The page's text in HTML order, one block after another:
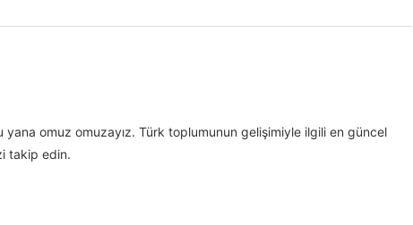
yana omuz omuzayız. Türk toplumunun gelişimiyle ilgili en güncel
takip edin.